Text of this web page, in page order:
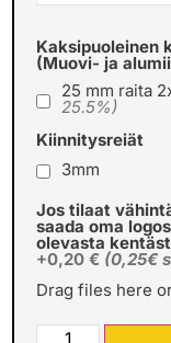
Kaksipuoleinen
(Muovi- ja
25 mm raita
25.5%)
Kiinnitysreiät
3mm
Jos tilaat
saada oma
olevasta
+0,20 € (0,25€
Drag files here